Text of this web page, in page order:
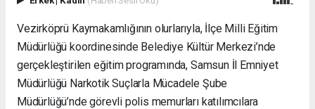
Vezirköprü Kaymakamlığının olurlarıyla, İlçe Milli Eğitim
Müdürlüğü koordinesinde Belediye Kültür Merkezi’nde
gerçekleştirilen eğitim programında, Samsun İl Emniyet
Müdürlüğü Narkotik Suçlarla Mücadele Şube
Müdürlüğü’nde görevli polis memurları katılımcılara